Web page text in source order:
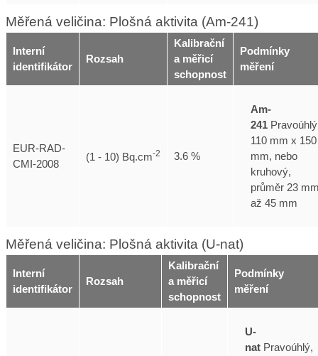
Měřená veličina: Plošná aktivita (Am-241)
Interní
identifikátor
Rozsah
Kalibrační
a měřicí
schopnost
Podmínky
měření
EUR-RAD-
CMI-2008
(1 - 10) Bq.cm-2 3.6 %
Am-
241
110 mm x 150
mm, nebo
kruhový,
průměr 23
až 45 mm
Měřená veličina: Plošná aktivita (U-nat)
Interní
identifikátor
Rozsah
Kalibrační
a měřicí
schopnost
Podmínky
měření
U-
nat Pravoúhlý,